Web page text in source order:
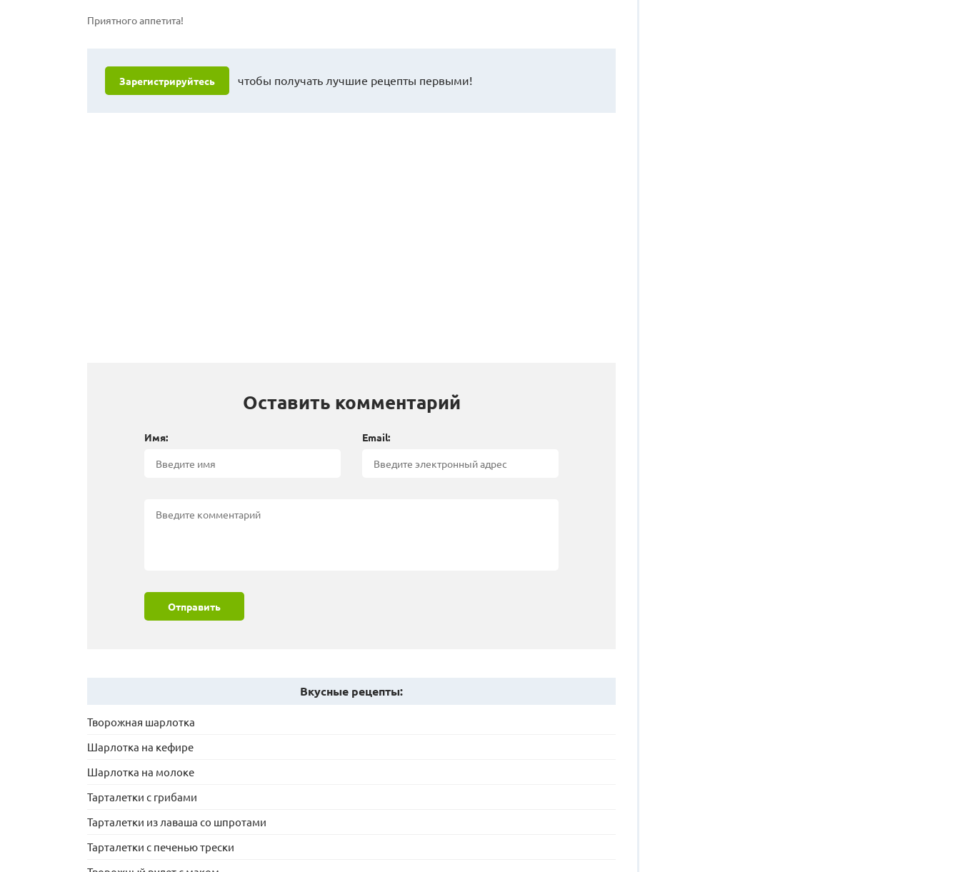
Приятного аппетита!
Зарегистрируйтесь чтобы получать лучшие рецепты первыми!
Оставить комментарий
Имя: Email:
Отправить
Вкусные рецепты:
Творожная шарлотка
Шарлотка на кефире
Шарлотка на молоке
Тарталетки с грибами
Тарталетки из лаваша со шпротами
Тарталетки с печенью трески